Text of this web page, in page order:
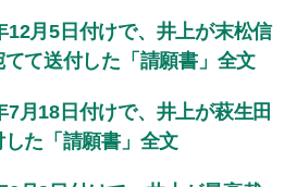
12月5日付けで、井上が末松信
て送付した「請願書」全文
7月18日付けで、井上が萩生田
た「請願書」全文